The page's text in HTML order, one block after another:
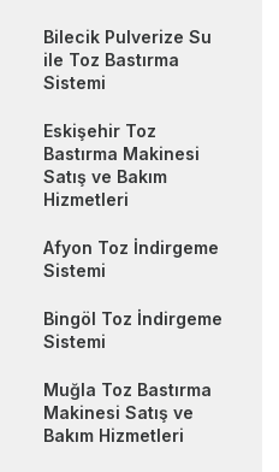
Bilecik Pulverize Su
ile Toz Bastırma
Sistemi
Eskişehir Toz
Bastırma Makinesi
Satış ve Bakım
Hizmetleri
Afyon Toz İndirgeme
Sistemi
Bingöl Toz İndirgeme
Sistemi
Muğla Toz Bastırma
Makinesi Satış ve
Bakım Hizmetleri